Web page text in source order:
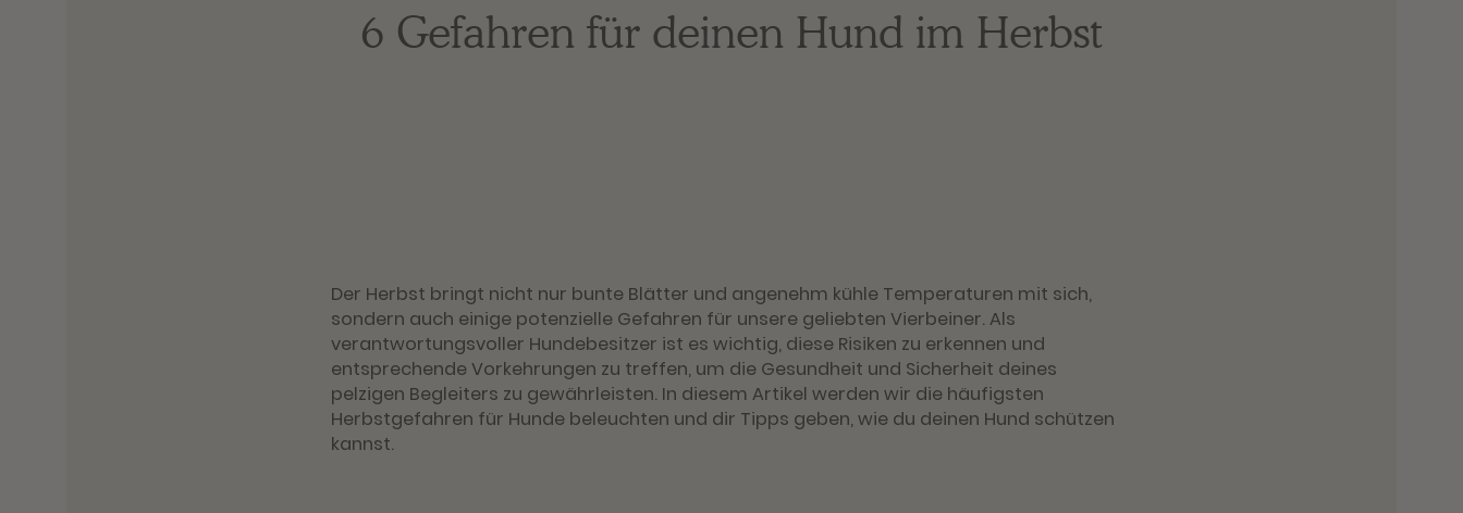
6 Gefahren für deinen Hund im Herbst
Der Herbst bringt nicht nur bunte Blätter und angenehm kühle Temperaturen mit sich,
sondern auch einige potenzielle Gefahren für unsere geliebten Vierbeiner. Als
verantwortungsvoller Hundebesitzer ist es wichtig, diese Risiken zu erkennen und
entsprechende Vorkehrungen zu treffen, um die Gesundheit und Sicherheit deines
pelzigen Begleiters zu gewährleisten. In diesem Artikel werden wir die häufigsten
Herbstgefahren für Hunde beleuchten und dir Tipps geben, wie du deinen Hund schützen
kannst.